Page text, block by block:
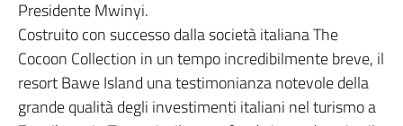
Presidente Mwinyi.
Costruito con successo dalla società italiana The
Cocoon Collection in un tempo incredibilmente breve, il
resort Bawe Island una testimonianza notevole della
grande qualità degli investimenti italiani nel turismo a